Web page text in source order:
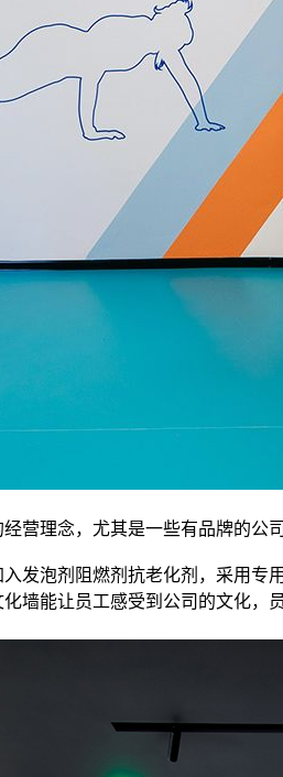
营理念，尤其是一些有品牌的公
发泡剂阻燃剂抗老化剂，采用
墙能让员工感受到公司的文化